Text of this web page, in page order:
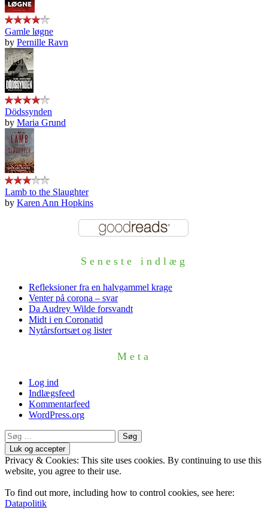
Gamle løgne
by Pernille Ravn
Dödssynden
by Maria Grund
Lamb to the Slaughter
by Karen Ann Hopkins
Seneste indlæg
Refleksioner fra en halvgammel krage
Venter på corona – svar
Da Audrey Wilde forsvandt
Midt i en Coronatid
Nytårsfortsæt og lister
Meta
Log ind
Indlægsfeed
Kommentarfeed
WordPress.org
Søg
efter:
Privacy & Cookies: This site uses cookies. By continuing to use this
website, you agree to their use.
To find out more, including how to control cookies, see here:
Datapolitik